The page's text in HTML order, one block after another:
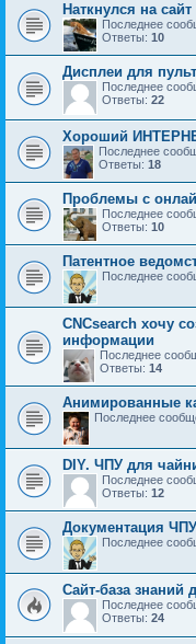
Наткнулся на
Последнее
Ответы: 10
Дисплеи для
Последнее
Ответы: 22
Хороший
Последнее
Ответы: 18
Проблемы с
Последнее
Ответы: 10
Патентное
Последнее
CNCsearch хочу
информации
Последнее
Ответы: 14
Анимированные
Последнее
DIY. ЧПУ для
Последнее
Ответы: 12
Документация ЧПУ
Последнее
Сайт-база знаний
Последнее
Ответы: 24